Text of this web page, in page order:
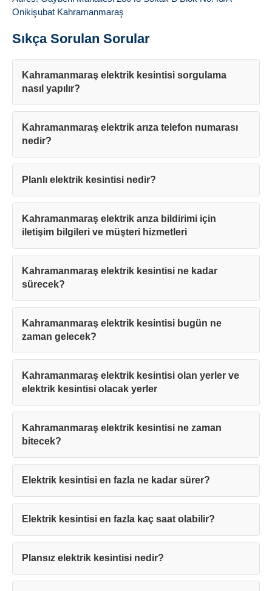
Onikişubat Kahramanmaraş
Sıkça Sorulan Sorular
Kahramanmaraş elektrik kesintisi sorgulama
nasıl yapılır?
Kahramanmaraş elektrik arıza telefon numarası
nedir?
Planlı elektrik kesintisi nedir?
Kahramanmaraş elektrik arıza bildirimi için
iletişim bilgileri ve müşteri hizmetleri
Kahramanmaraş elektrik kesintisi ne kadar
sürecek?
Kahramanmaraş elektrik kesintisi bugün ne
zaman gelecek?
Kahramanmaraş elektrik kesintisi olan yerler ve
elektrik kesintisi olacak yerler
Kahramanmaraş elektrik kesintisi ne zaman
bitecek?
Elektrik kesintisi en fazla ne kadar sürer?
Elektrik kesintisi en fazla kaç saat olabilir?
Plansız elektrik kesintisi nedir?